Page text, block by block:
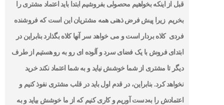
قبل از اینکه بخواهیم محصولی بفروشیم ابتدا باید اعتماد مشتری را
بخریم زیرا پیش فرض ذهنی همه مشتریان این است که فروشنده
فردی کلاه بردار است و می خواهد سر آنها کلاه بگذارد بنابراین در
ابتدای فروش با یک فضای سرد و آلوده ای رو به رو هستیم از طرف
دیگر تا مشتری از شما خوشش نیاید و به شما اعتماد نکند خرید
نخواهد کرد. بنابراین، در قدم اول باید در قلب مشتری نفوذ کنیم و
اعتمادش را به‌دست آوریم و کاری کنیم که از ما خوشش بیاید و به